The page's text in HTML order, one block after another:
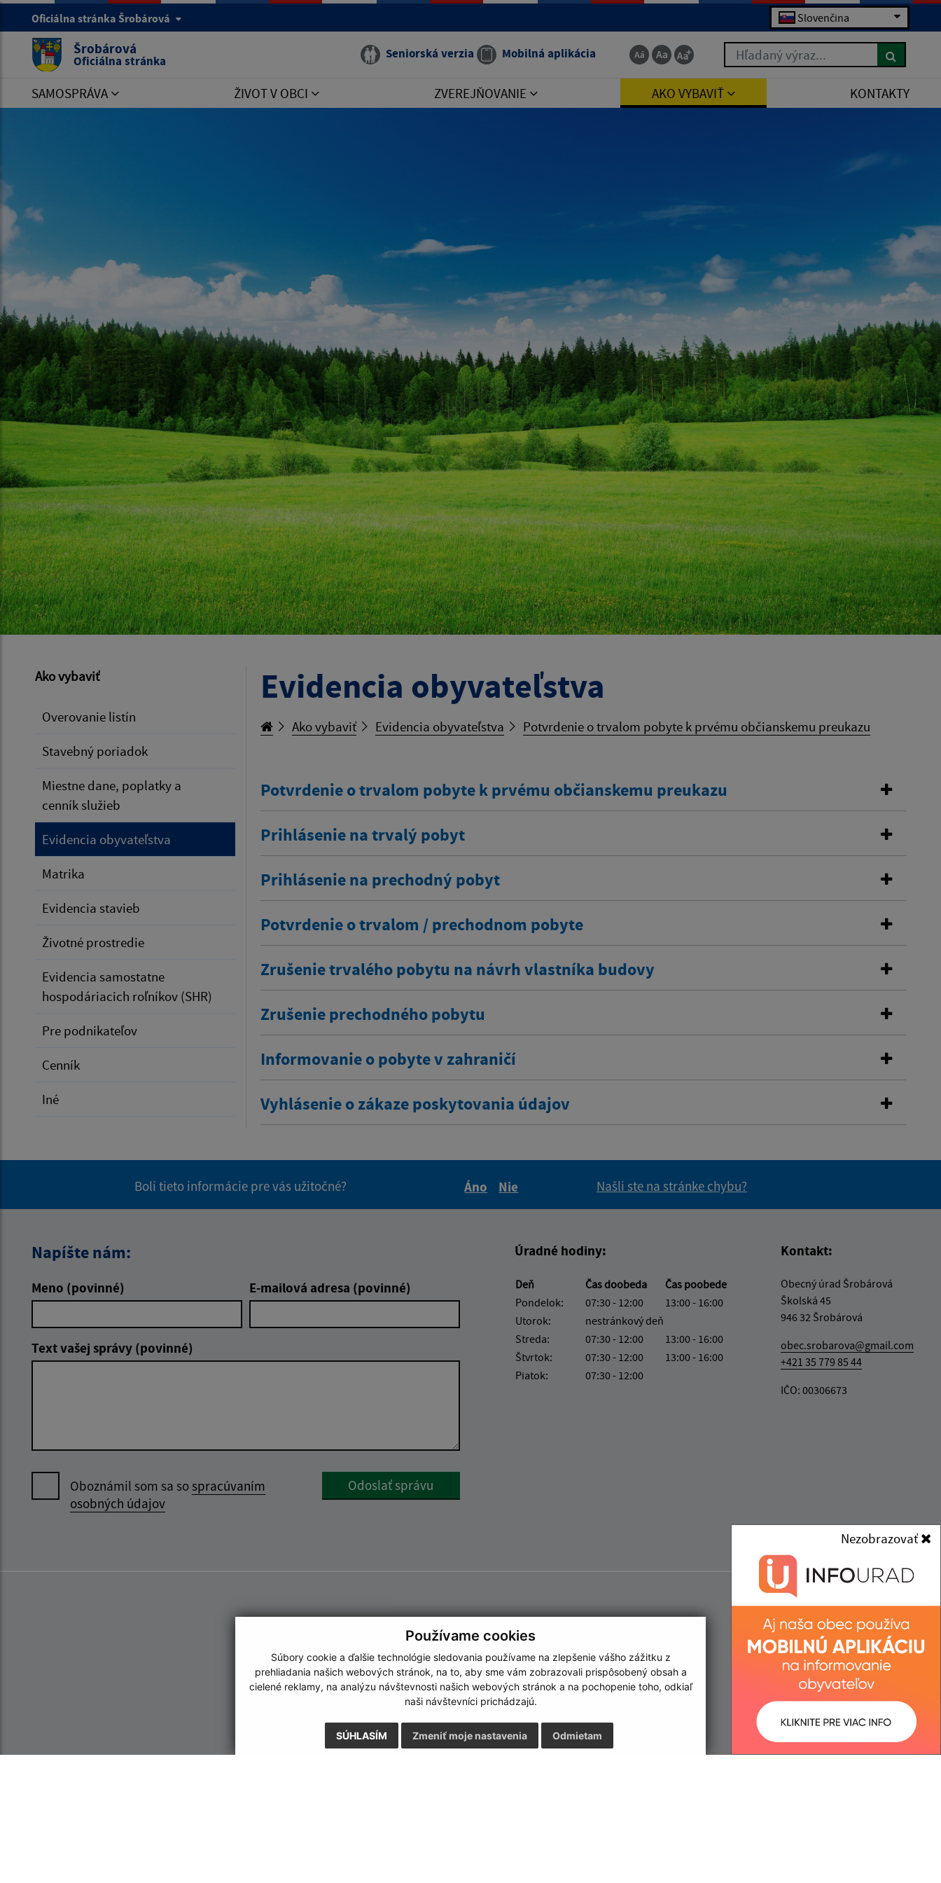
Používame cookies
Súbory cookie a ďalšie technológie sledovania používame na zlepšenie vášho zážitku z
prehliadania našich webových stránok, na to, aby sme vám zobrazovali prispôsobený obsah a
cielené reklamy, na analýzu návštevnosti našich webových stránok a na pochopenie toho, odkiaľ
naši návštevníci prichádzajú.
SÚHLASÍM Odmietam
Zmeniť moje nastavenia
Nezobrazovať
Oficiálna stránka Šrobárová Slovenčina
Šrobárová
Oficiálna stránka Seniorská verzia Mobilná aplikácia Hľadaný výraz...
SAMOSPRÁVA ŽIVOT V OBCI ZVEREJŇOVANIE AKO VYBAVIŤ KONTAKTY
Ako vybaviť
Overovanie listín
Stavebný poriadok
Miestne dane, poplatky a
cenník služieb
Evidencia obyvateľstva
Matrika
Evidencia stavieb
Životné prostredie
Evidencia samostatne
hospodáriacich roľníkov (SHR)
Pre podnikateľov
Cenník
Iné
Evidencia obyvateľstva
Ako vybaviť Evidencia obyvateľstva Potvrdenie o trvalom pobyte k prvému občianskemu preukazu
Potvrdenie o trvalom pobyte k prvému občianskemu preukazu
Prihlásenie na trvalý pobyt
Prihlásenie na prechodný pobyt
Potvrdenie o trvalom / prechodnom pobyte
Zrušenie trvalého pobytu na návrh vlastníka budovy
Zrušenie prechodného pobytu
Informovanie o pobyte v zahraničí
Vyhlásenie o zákaze poskytovania údajov
Boli tieto informácie pre vás užitočné?
Áno
Nie
Našli ste na stránke chybu?
Napíšte nám:
Meno (povinné) E-mailová adresa (povinné)
Text vašej správy (povinné)
Oboznámil som sa sospracúvaním
osobných údajov
Odoslať správu
Úradné hodiny:
Deň Čas doobeda
Čas poobede
Pondelok:
07:30 - 12:00
13:00 - 16:00
Utorok:
nestránkový deň
Streda:
07:30 - 12:00
13:00 - 16:00
Štvrtok:
07:30 - 12:00
13:00 - 16:00
Piatok:
07:30 - 12:00
Kontakt:
Obecný úrad Šrobárová
Školská 45
946 32 Šrobárová
obec.srobarova@gmail.com
+421 35 779 85 44
IČO: 00306673